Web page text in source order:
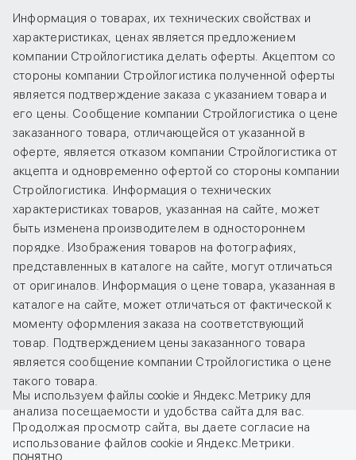
Информация о товарах, их технических свойствах и
характеристиках, ценах является предложением
компании Стройлогистика делать оферты. Акцептом со
стороны компании Стройлогистика полученной оферты
является подтверждение заказа с указанием товара и
его цены. Сообщение компании Стройлогистика о цене
заказанного товара, отличающейся от указанной в
оферте, является отказом компании Стройлогистика от
акцепта и одновременно офертой со стороны компании
Стройлогистика. Информация о технических
характеристиках товаров, указанная на сайте, может
быть изменена производителем в одностороннем
порядке. Изображения товаров на фотографиях,
представленных в каталоге на сайте, могут отличаться
от оригиналов. Информация о цене товара, указанная в
каталоге на сайте, может отличаться от фактической к
моменту оформления заказа на соответствующий
товар. Подтверждением цены заказанного товара
является сообщение компании Стройлогистика о цене
такого товара.
Мы используем файлы cookie и Яндекс.Метрику для
анализа посещаемости и удобства сайта для вас.
Продолжая просмотр сайта, вы даете согласие на
использование файлов cookie и Яндекс.Метрики.
ПОНЯТНО